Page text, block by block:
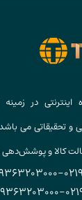
در زمینه
و تحقیقاتی می
کالا و پوشش‌دهی
-
-